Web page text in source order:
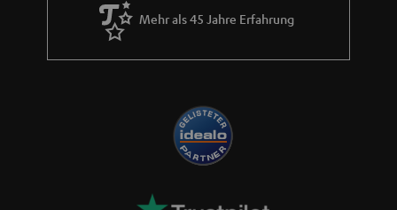
Mehr als 45 Jahre Erfahrung